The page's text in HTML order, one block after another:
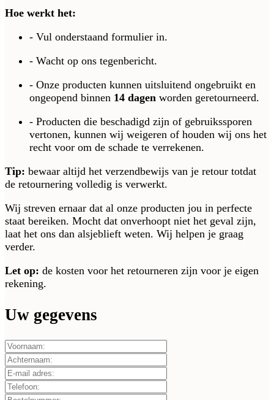
Hoe werkt het:
- Vul onderstaand formulier in.
- Wacht op ons tegenbericht.
- Onze producten kunnen uitsluitend ongebruikt en
ongeopend binnen 14 dagen worden geretourneerd.
- Producten die beschadigd zijn of gebruikssporen
vertonen, kunnen wij weigeren of houden wij ons het
recht voor om de schade te verrekenen.
Tip: bewaar altijd het verzendbewijs van je retour totdat
de retournering volledig is verwerkt.
Wij streven ernaar dat al onze producten jou in perfecte
staat bereiken. Mocht dat onverhoopt niet het geval zijn,
laat het ons dan alsjeblieft weten. Wij helpen je graag
verder.
Let op: de kosten voor het retourneren zijn voor je eigen
rekening.
Uw gegevens